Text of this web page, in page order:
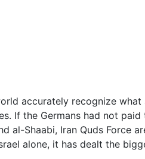
accurately recognize
If the Germans had not
al-Shaabi, Iran Quds Force
alone, it has dealt the